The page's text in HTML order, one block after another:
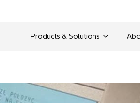
Products & Solutions